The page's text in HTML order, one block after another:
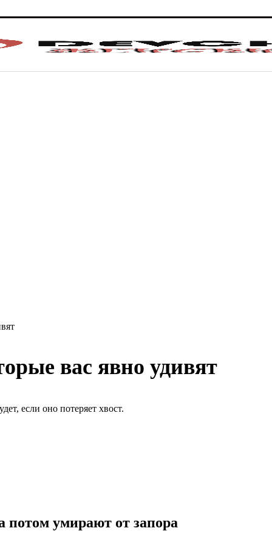
вас явно удивят
если оно потеряет хвост.
потом умирают от запора